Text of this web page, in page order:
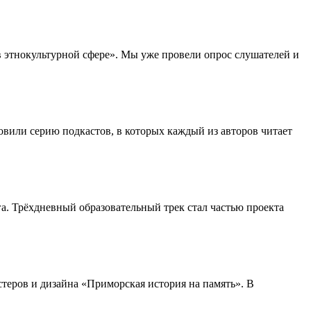
сфере». Мы уже провели опрос слушателей и
серию подкастов, в которых каждый из авторов читает
образовательный трек стал частью проекта
и дизайна «Приморская история на память». В